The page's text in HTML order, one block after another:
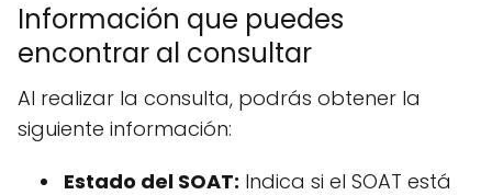
Información que puedes
encontrar al consultar
Al realizar la consulta, podrás obtener la
siguiente información:
Estado del SOAT: Indica si el SOAT está